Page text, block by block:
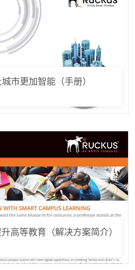
市更加智能（手册）
高等教育（解决方案简介）